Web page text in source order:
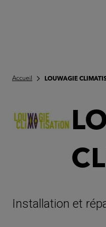
Accueil LOUWAGIE
Installation et